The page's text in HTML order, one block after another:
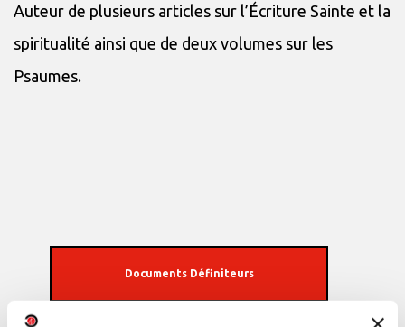
Auteur de plusieurs articles sur l’Écriture Sainte et la
spiritualité ainsi que de deux volumes sur les
Psaumes.
Documents Définiteurs